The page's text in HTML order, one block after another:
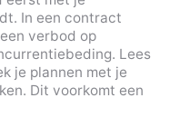
In een contract
verbod op
Lees
je plannen met je
Dit voorkomt een